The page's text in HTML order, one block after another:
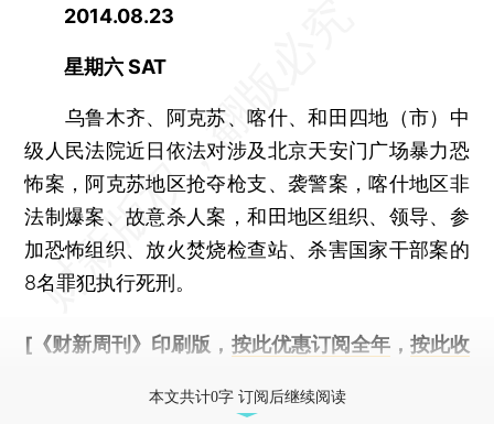
2014.08.23
星期六 SAT
乌鲁木齐、阿克苏、喀什、和田四地（市）中
级人民法院近日依法对涉及北京天安门广场暴力恐
怖案，阿克苏地区抢夺枪支、袭警案，喀什地区非
法制爆案、故意杀人案，和田地区组织、领导、参
加恐怖组织、放火焚烧检查站、杀害国家干部案的
8名罪犯执行死刑。
[《财新周刊》印刷版， 按此优惠订阅全年， 按此收
本文共计0字 订阅后继续阅读